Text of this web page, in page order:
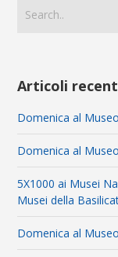
Articoli
Domenica al
Domenica al
5X1000 ai Musei
Musei della
Domenica al